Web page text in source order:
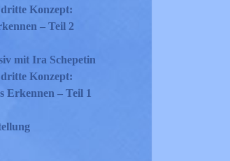
Konzept:
– Teil 2
mit Ira Schepetin
Konzept:
Erkennen – Teil 1